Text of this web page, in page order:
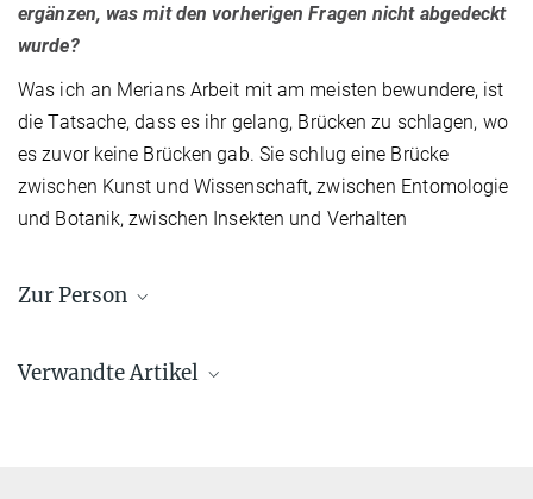
ergänzen, was mit den vorherigen Fragen nicht abgedeckt
wurde?
Was ich an Merians Arbeit mit am meisten bewundere, ist
die Tatsache, dass es ihr gelang, Brücken zu schlagen, wo
es zuvor keine Brücken gab. Sie schlug eine Brücke
zwischen Kunst und Wissenschaft, zwischen Entomologie
und Botanik, zwischen Insekten und Verhalten
Zur Person
Geruchskodierung am Max-Planck-Institut für chemische Ökologie.
Verwandte Artikel